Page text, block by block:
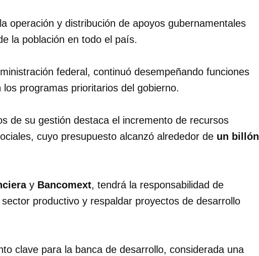
operación y distribución de apoyos gubernamentales
la población en todo el país.
federal, continuó desempeñando funciones
programas prioritarios del gobierno.
de su gestión destaca el incremento de recursos
cuyo presupuesto alcanzó alrededor de un billón
y Bancomext, tendrá la responsabilidad de
productivo y respaldar proyectos de desarrollo
clave para la banca de desarrollo, considerada una